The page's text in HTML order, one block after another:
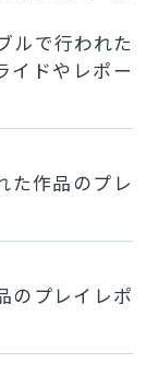
ルで行われた
イドやレポー
た作品のプレ
のプレイレポ